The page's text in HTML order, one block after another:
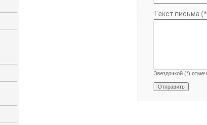
Текст письма
Звездочкой (*)